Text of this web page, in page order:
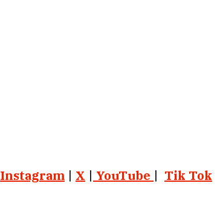
Instagram | X | YouTube | Tik Tok